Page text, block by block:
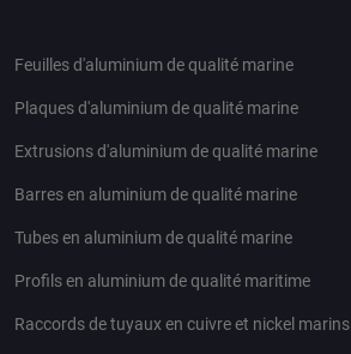
Feuilles d'aluminium de qualité marine
Plaques d'aluminium de qualité marine
Extrusions d'aluminium de qualité marine
Barres en aluminium de qualité marine
Tubes en aluminium de qualité marine
Profils en aluminium de qualité maritime
Raccords de tuyaux en cuivre et nickel marins